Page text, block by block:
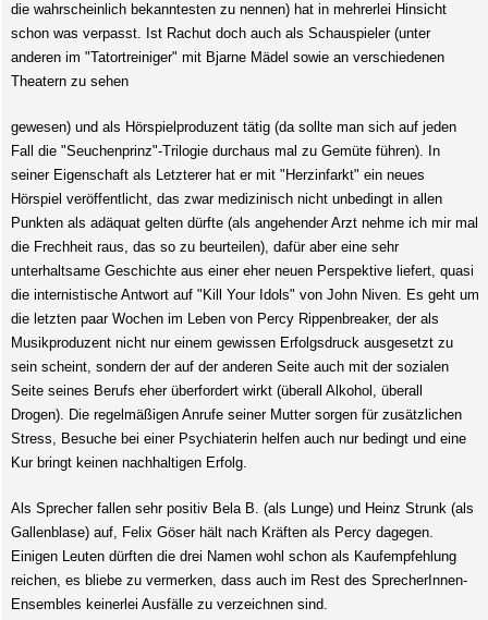
die wahrscheinlich bekanntesten zu nennen) hat in mehrerlei Hinsicht
schon was verpasst. Ist Rachut doch auch als Schauspieler (unter
anderen im "Tatortreiniger" mit Bjarne Mädel sowie an verschiedenen
Theatern zu sehen
gewesen) und als Hörspielproduzent tätig (da sollte man sich auf jeden
Fall die "Seuchenprinz"-Trilogie durchaus mal zu Gemüte führen). In
seiner Eigenschaft als Letzterer hat er mit "Herzinfarkt" ein neues
Hörspiel veröffentlicht, das zwar medizinisch nicht unbedingt in allen
Punkten als adäquat gelten dürfte (als angehender Arzt nehme ich mir mal
die Frechheit raus, das so zu beurteilen), dafür aber eine sehr
unterhaltsame Geschichte aus einer eher neuen Perspektive liefert, quasi
die internistische Antwort auf "Kill Your Idols" von John Niven. Es geht um
die letzten paar Wochen im Leben von Percy Rippenbreaker, der als
Musikproduzent nicht nur einem gewissen Erfolgsdruck ausgesetzt zu
sein scheint, sondern der auf der anderen Seite auch mit der sozialen
Seite seines Berufs eher überfordert wirkt (überall Alkohol, überall
Drogen). Die regelmäßigen Anrufe seiner Mutter sorgen für zusätzlichen
Stress, Besuche bei einer Psychiaterin helfen auch nur bedingt und eine
Kur bringt keinen nachhaltigen Erfolg.
Als Sprecher fallen sehr positiv Bela B. (als Lunge) und Heinz Strunk (als
Gallenblase) auf, Felix Göser hält nach Kräften als Percy dagegen.
Einigen Leuten dürften die drei Namen wohl schon als Kaufempfehlung
reichen, es bliebe zu vermerken, dass auch im Rest des SprecherInnen-
Ensembles keinerlei Ausfälle zu verzeichnen sind.